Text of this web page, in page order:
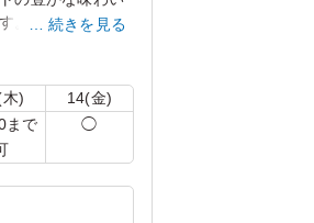
。1つ1つ小分け
続きを見る
) 14(金)
まで
◯